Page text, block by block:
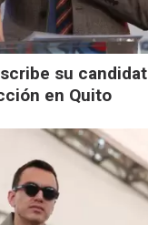
su
en Quito